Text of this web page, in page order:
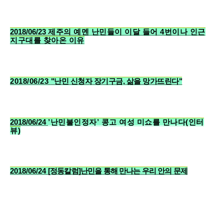
2018/06/23 제주의 예멘 난민들이 이달 들어 4번이나 인근
지구대를 찾아온 이유
2018/06/23 "난민 신청자 장기구금, 삶을 망가뜨린다"
2018/06/24 ’난민불인정자’ 콩고 여성 미쇼를 만나다(인터
뷰)
2018/06/24[정동칼럼]난민을 통해 만나는 우리 안의 문제